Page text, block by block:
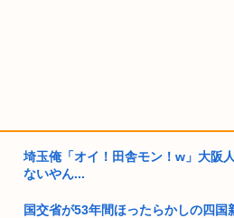
埼玉俺「オイ！田舎モン！w」大阪
ないやん...
国交省が53年間ほったらかしの四国